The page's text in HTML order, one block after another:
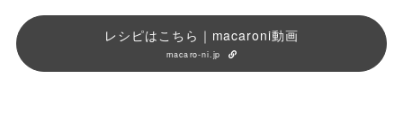
レシピはこちら｜macaroni動画
macaro-ni.jp